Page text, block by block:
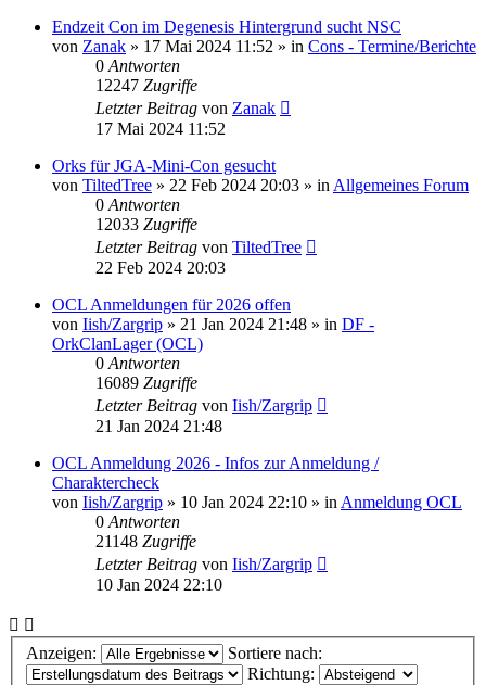
Endzeit Con im Degenesis Hintergrund sucht NSC
von Zanak » 17 Mai 2024 11:52 » in Cons - Termine/Berichte
0 Antworten
12247 Zugriffe
Letzter Beitrag von Zanak
17 Mai 2024 11:52
Orks für JGA-Mini-Con gesucht
von TiltedTree » 22 Feb 2024 20:03 » in Allgemeines Forum
0 Antworten
12033 Zugriffe
Letzter Beitrag von TiltedTree
22 Feb 2024 20:03
OCL Anmeldungen für 2026 offen
von Iish/Zargrip » 21 Jan 2024 21:48 » in DF -
OrkClanLager (OCL)
0 Antworten
16089 Zugriffe
Letzter Beitrag von Iish/Zargrip
21 Jan 2024 21:48
OCL Anmeldung 2026 - Infos zur Anmeldung /
Charaktercheck
von Iish/Zargrip » 10 Jan 2024 22:10 » in Anmeldung OCL
0 Antworten
21148 Zugriffe
Letzter Beitrag von Iish/Zargrip
10 Jan 2024 22:10
Anzeigen:
Sortiere nach:
Richtung: